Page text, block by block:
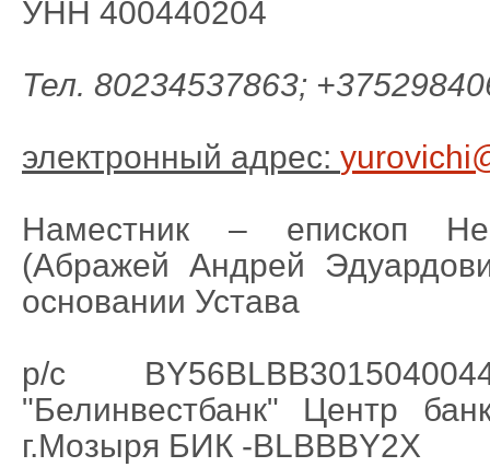
УНН 400440204
Тел. 80234537863;
электронный адрес:
Наместник – епископ
(Абражей Андрей
основании Устава
р/с
"Белинвестбанк" Центр
г.Мозыря БИК -BLBBBY2X